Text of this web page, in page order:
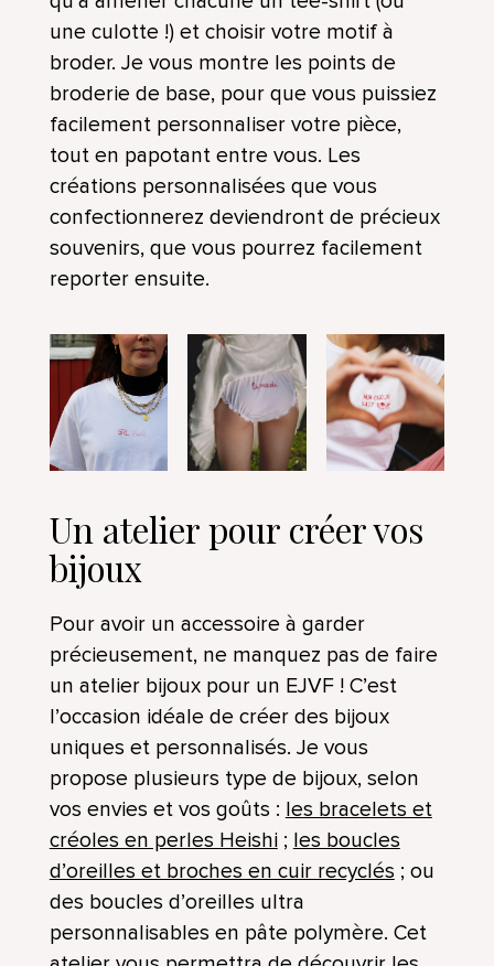
une culotte !) et choisir votre motif à
broder. Je vous montre les points de
broderie de base, pour que vous puissiez
facilement personnaliser votre pièce,
tout en papotant entre vous. Les
créations personnalisées que vous
confectionnerez deviendront de précieux
souvenirs, que vous pourrez facilement
reporter ensuite.
Un atelier pour créer vos
bijoux
Pour avoir un accessoire à garder
précieusement, ne manquez pas de faire
un atelier bijoux pour un EJVF ! C’est
l’occasion idéale de créer des bijoux
uniques et personnalisés. Je vous
propose plusieurs type de bijoux, selon
vos envies et vos goûts : les bracelets et
créoles en perles Heishi; les boucles
d’oreilles et broches en cuir recyclés ; ou
des boucles d’oreilles ultra
personnalisables en pâte polymère. Cet